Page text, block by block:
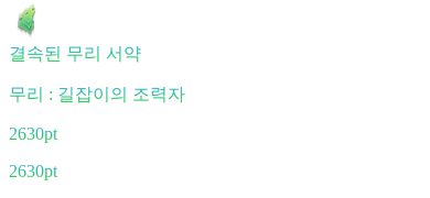
결속된 무리 서약
무리 : 길잡이의 조력자
2630pt
2630pt